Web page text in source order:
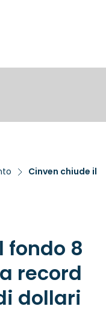
Cinven chiude il
fondo 8
record
dollari